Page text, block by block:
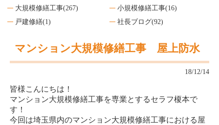
大規模修繕工事(267) 小規模修繕工事(16)
戸建修繕(1) 社長ブログ(92)
マンション大規模修繕工事 屋上防水
18/12/14
皆様こんにちは！
マンション大規模修繕工事を専業とするセラフ榎本で
す！
今回は埼玉県内のマンション大規模修繕工事における屋